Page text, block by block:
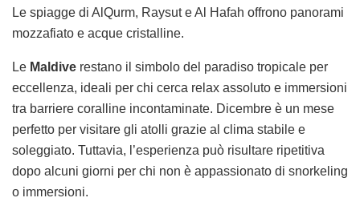
Le spiagge di AlQurm, Raysut e Al Hafah offrono panorami
mozzafiato e acque cristalline.
Le Maldive restano il simbolo del paradiso tropicale per
eccellenza, ideali per chi cerca relax assoluto e immersioni
tra barriere coralline incontaminate. Dicembre è un mese
perfetto per visitare gli atolli grazie al clima stabile e
soleggiato. Tuttavia, l’esperienza può risultare ripetitiva
dopo alcuni giorni per chi non è appassionato di snorkeling
o immersioni.